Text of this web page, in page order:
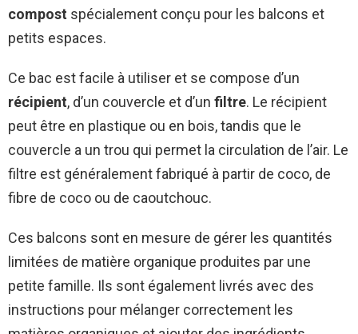
compost spécialement conçu pour les balcons et
petits espaces.
Ce bac est facile à utiliser et se compose d’un
récipient, d’un couvercle et d’un filtre. Le récipient
peut être en plastique ou en bois, tandis que le
couvercle a un trou qui permet la circulation de l’air. Le
filtre est généralement fabriqué à partir de coco, de
fibre de coco ou de caoutchouc.
Ces balcons sont en mesure de gérer les quantités
limitées de matière organique produites par une
petite famille. Ils sont également livrés avec des
instructions pour mélanger correctement les